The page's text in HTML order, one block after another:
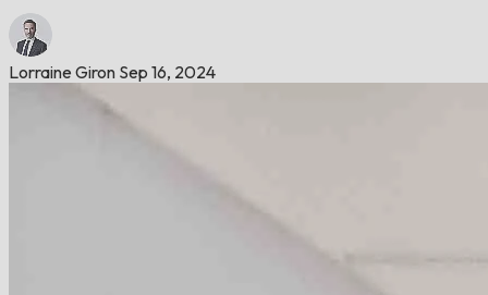
Lorraine Giron Sep 16, 2024